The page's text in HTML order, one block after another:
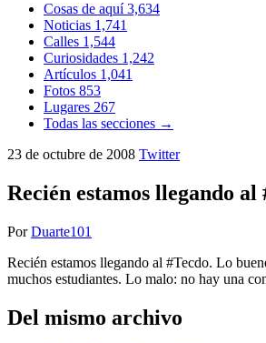
Cosas de aquí3,634
Noticias 1,741
Calles 1,544
Curiosidades 1,242
Artículos 1,041
Fotos 853
Lugares 267
Todas las secciones →
23 de octubre de 2008 Twitter
Recién estamos llegando al
PorDuarte101
Recién estamos llegando al #Tecdo. Lo
muchos estudiantes. Lo malo: no hay una
Del mismo archivo